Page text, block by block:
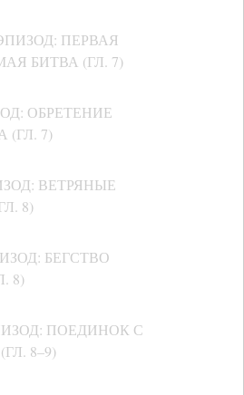
ПЕРВАЯ
БИТВА (ГЛ. 7)
ОБРЕТЕНИЕ
7)
ВЕТРЯНЫЕ
8)
БЕГСТВО
8)
ПОЕДИНОК С
8–9)